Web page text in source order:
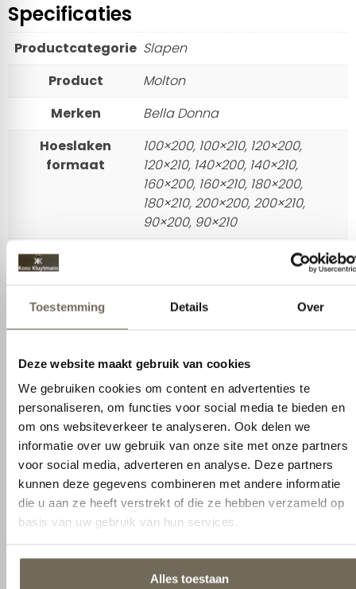
Details
We gebruiken cookies om content en advertenties te
informatie over uw gebruik van onze site met onze partners
kunnen deze gegevens combineren met andere informatie
die u aan ze heeft verstrekt of die ze hebben verzameld op
basis van uw gebruik van hun services.
Specificaties
Productcategorie Slapen
Product
Molton
Merken
Bella Donna
Hoeslaken
formaat
100×200, 100×210, 120×200,
120×210, 140×200, 140×210,
160×200, 160×210, 180×200,
180×210, 200×200, 200×210,
90×200, 90×210
Doorlopend, 1 Duo (Split)
hoog
polyester, 2% elastan
Ligoppervlak
100% TENCEL™ Lyocell aan de
bovenzijde
Type stof
Zachte, elastische molton /
badstofstructuur
Pasvorm
Elastisch en strak aansluitend
Eigenschap
Vochtregulerend en ademend
Onderhoud
Wasbaar op 60 °C; goed laten
drogen